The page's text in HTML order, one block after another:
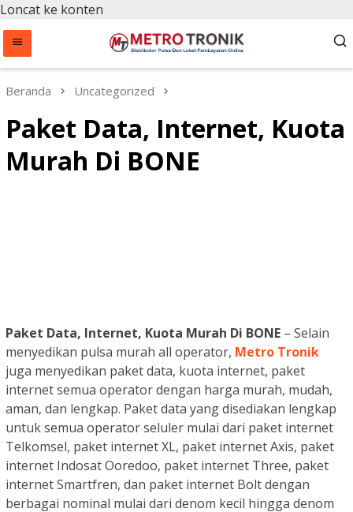
Loncat ke konten
Beranda Uncategorized
Paket Data, Internet, Kuota
Murah Di BONE
Paket Data, Internet, Kuota Murah Di BONE – Selain
menyedikan pulsa murah all operator, Metro Tronik
juga menyedikan paket data, kuota internet, paket
internet semua operator dengan harga murah, mudah,
aman, dan lengkap. Paket data yang disediakan lengkap
untuk semua operator seluler mulai dari paket internet
Telkomsel, paket internet XL, paket internet Axis, paket
internet Indosat Ooredoo, paket internet Three, paket
internet Smartfren, dan paket internet Bolt dengan
berbagai nominal mulai dari denom kecil hingga denom